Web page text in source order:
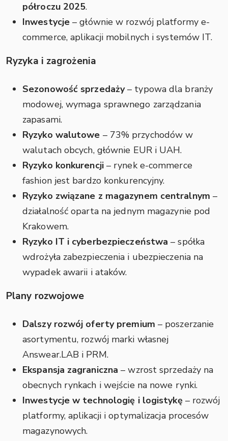
półroczu 2025.
Inwestycje – głównie w rozwój platformy e-
commerce, aplikacji mobilnych i systemów IT.
Ryzyka i zagrożenia
Sezonowość sprzedaży– typowa dla branży
modowej, wymaga sprawnego zarządzania
zapasami.
Ryzyko walutowe – 73% przychodów w
walutach obcych, głównie EUR i UAH.
Ryzyko konkurencji– rynek e-commerce
fashion jest bardzo konkurencyjny.
Ryzyko związane z magazynem centralnym –
działalność oparta na jednym magazynie pod
Krakowem.
Ryzyko IT i cyberbezpieczeństwa – spółka
wdrożyła zabezpieczenia i ubezpieczenia na
wypadek awarii i ataków.
Plany rozwojowe
Dalszy rozwój oferty premium – poszerzanie
asortymentu, rozwój marki własnej
Answear.LAB i PRM.
Ekspansja zagraniczna – wzrost sprzedaży na
obecnych rynkach i wejście na nowe rynki.
Inwestycje w technologię i logistykę– rozwój
platformy, aplikacji i optymalizacja procesów
magazynowych.